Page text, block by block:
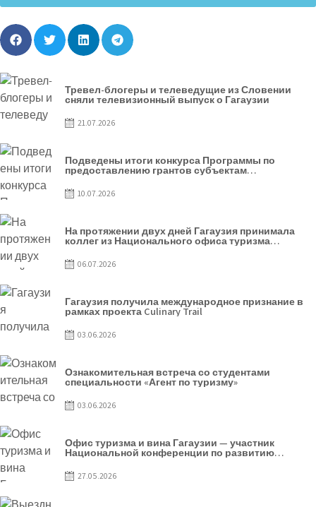
Тревел-блогеры и телеведущие из Словении
сняли телевизионный выпуск о Гагаузии
21.07.2026
Подведены итоги конкурса Программы по
предоставлению грантов субъектам
предпринимательства – 2026
10.07.2026
На протяжении двух дней Гагаузия принимала
коллег из Национального офиса туризма
Республики Молдова
06.07.2026
Гагаузия получила международное признание в
рамках проекта Culinary Trail
03.06.2026
Ознакомительная встреча со студентами
специальности «Агент по туризму»
03.06.2026
Офис туризма и вина Гагаузии — участник
Национальной конференции по развитию
туризма
27.05.2026